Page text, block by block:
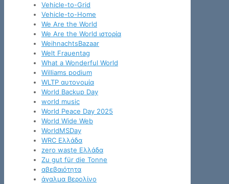
Vehicle-to-Grid
Vehicle-to-Home
We Are the World
We Are the World ιστορία
WeihnachtsBazaar
Welt Frauentag
What a Wonderful World
Williams podium
WLTP αυτονομία
World Backup Day
world music
World Peace Day 2025
World Wide Web
WorldMSDay
WRC Ελλάδα
zero waste Ελλάδα
Zu gut für die Tonne
αβεβαιότητα
άγαλμα Βερολίνο